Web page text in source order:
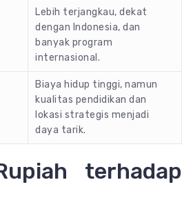
Lebih terjangkau, dekat
dengan Indonesia, dan
banyak program
internasional.
Biaya hidup tinggi, namun
kualitas pendidikan dan
lokasi strategis menjadi
daya tarik.
terhadap